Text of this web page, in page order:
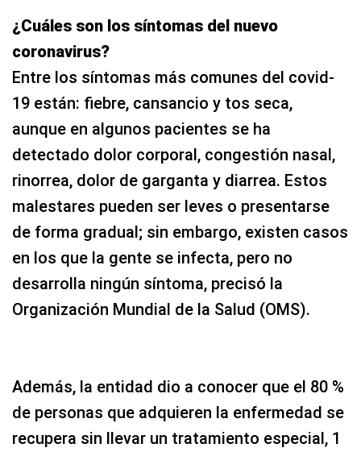
¿Cuáles son los síntomas del nuevo
coronavirus?
Entre los síntomas más comunes del covid-
19 están: fiebre, cansancio y tos seca,
aunque en algunos pacientes se ha
detectado dolor corporal, congestión nasal,
rinorrea, dolor de garganta y diarrea. Estos
malestares pueden ser leves o presentarse
de forma gradual; sin embargo, existen casos
en los que la gente se infecta, pero no
desarrolla ningún síntoma, precisó la
Organización Mundial de la Salud (OMS).
Además, la entidad dio a conocer que el 80 %
de personas que adquieren la enfermedad se
recupera sin llevar un tratamiento especial, 1